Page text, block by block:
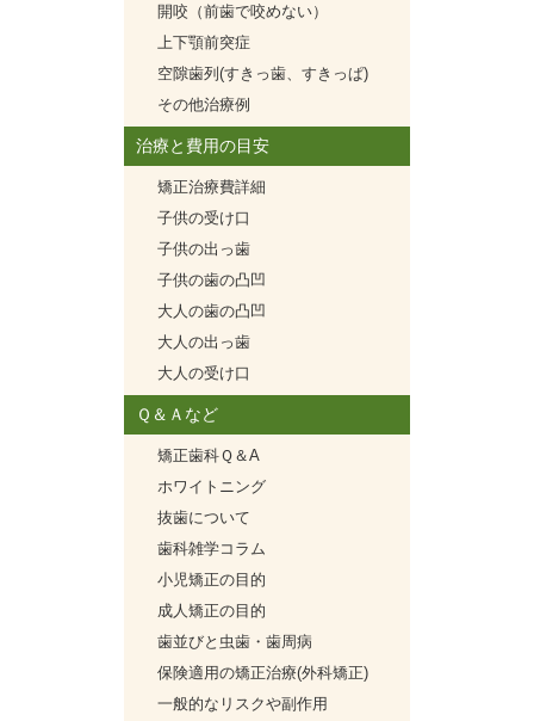
開咬（前歯で咬めない）
上下顎前突症
空隙歯列(すきっ歯、すきっぱ)
その他治療例
治療と費用の目安
矯正治療費詳細
子供の受け口
子供の出っ歯
子供の歯の凸凹
大人の歯の凸凹
大人の出っ歯
大人の受け口
Ｑ＆Ａなど
矯正歯科Ｑ＆A
ホワイトニング
抜歯について
歯科雑学コラム
小児矯正の目的
成人矯正の目的
歯並びと虫歯・歯周病
保険適用の矯正治療(外科矯正)
一般的なリスクや副作用